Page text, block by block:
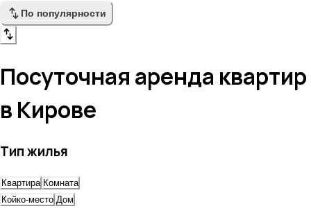
По популярности
Посуточная аренда квартир
в Кирове
Тип жилья
Квартира Комната
Койко-место Дом